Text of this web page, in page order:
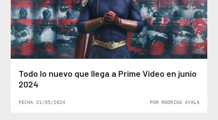
Todo lo nuevo que llega a Prime Video en junio
2024
FECHA 31/05/2024 POR RODRIGO AYALA